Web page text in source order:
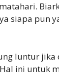
siapa pun
luntur
ini untuk